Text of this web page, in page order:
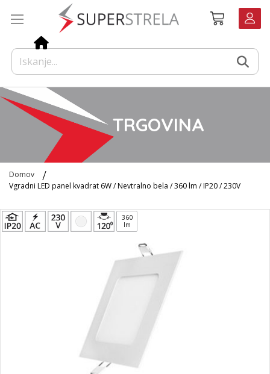
Košarica
TRGOVINA
Domov
Vgradni LED panel kvadrat 6W / Nevtralno bela / 360 lm / IP20 / 230V
Preskoči
na
360
lm